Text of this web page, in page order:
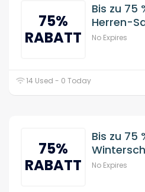
75%
RABATT
Bis zu 75
Herren-
No Expires
14 Used - 0 Today
75%
RABATT
Bis zu 75
No Expires